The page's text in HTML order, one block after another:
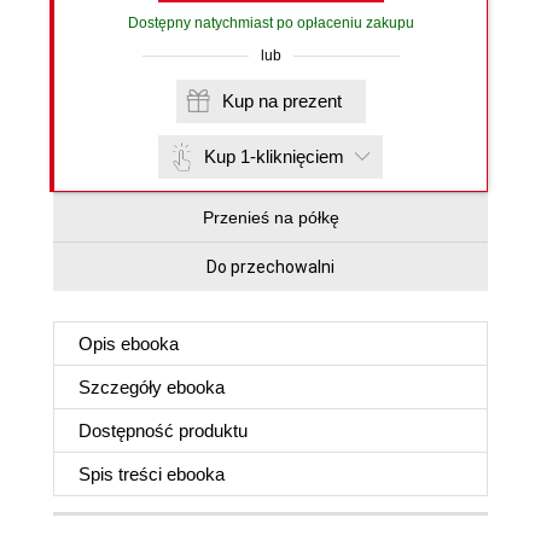
Dostępny natychmiast po opłaceniu zakupu
lub
Kup na prezent
Kup 1-kliknięciem
Przenieś na półkę
Do przechowalni
Opis ebooka
Szczegóły ebooka
Dostępność produktu
Spis treści ebooka